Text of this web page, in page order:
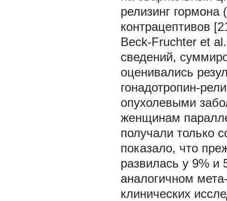
релизинг
контрацептивов
Beck-Fruchter et
сведений,
оценивались
гонадотропин-
опухолевыми
женщинам
получали только
показало, что
развилась у 9% и
аналогичном
клинических